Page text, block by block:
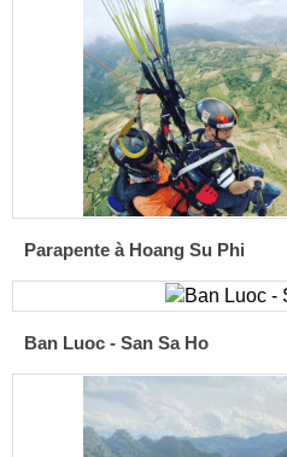
Parapente à Hoang Su Phi
Ban Luoc - San Sa Ho